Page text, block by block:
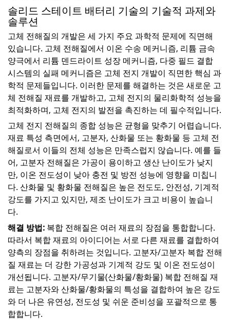
솔리드 스테이트 배터리 기술의 기술적 과제와
솔루션
고체 전해질의 개발은 세 가지 주요 과학적 문제에 직면해
있습니다. 고체 전해질에서 이온 수송 메커니즘, 리튬 금속
양극에서 리튬 덴드라이트 성장 메커니즘, 다중 필드 결합
시스템의 실패 메커니즘은 고체 전지 개발이 직면한 핵심 과
학적 문제들입니다. 이러한 문제를 해결하는 것은 새로운 고
체 전해질 재료를 개발하고, 고체 전지의 물리화학적 성능을
최적화하며, 고체 전지의 발전을 촉진하는 데 필수적입니다.
고체 전지 전해질의 종합 성능은 균형을 맞추기 어렵습니다.
재료 특성 측면에서, 고분자, 산화물 또는 황화물 등 고체 전
해질로서 이들의 전체 성능은 만족스럽지 않습니다. 예를 들
어, 고분자 전해질은 가공이 용이하고 생산 난이도가 낮지
만, 이온 전도성이 낮아 충전 및 방전 성능에 영향을 미칩니
다. 산화물 및 황화물 전해질은 높은 전도도, 안전성, 기계적
강도를 가지고 있지만, 제조 난이도가 크고 비용이 높습니
다.
해결 방법: 복합 전해질은 여러 재료의 장점을 통합합니다.
따라서 복합 재료의 아이디어는 서로 다른 재료를 결합하여
양측의 장점을 취하려는 것입니다. 고분자/고분자 복합 전해
질 재료는 더 강한 가공성과 기계적 강도 및 이온 전도성이
개선됩니다. 고분자/무기물(산화물/황화물) 복합 전해질 재
료는 고분자와 산화물/황화물의 특성을 결합하여 높은 강도
와 더 나은 유연성, 전도성 및 쉬운 준비성을 포괄적으로 통
합합니다.